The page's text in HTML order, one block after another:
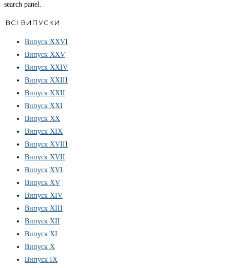
search panel.
ВСІ ВИПУСКИ
Випуск ХХVІ
Випуск XXV
Випуск XXIV
Випуск XXIII
Випуск XXII
Випуск XXI
Випуск XX
Випуск XIX
Випуск XVIII
Випуск XVII
Випуск XVI
Випуск XV
Випуск XIV
Випуск XIII
Випуск XII
Випуск XI
Випуск X
Випуск IX